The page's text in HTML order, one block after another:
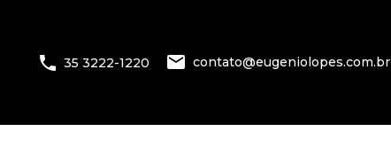
35 3222-1220 contato@eugeniolopes.com.br